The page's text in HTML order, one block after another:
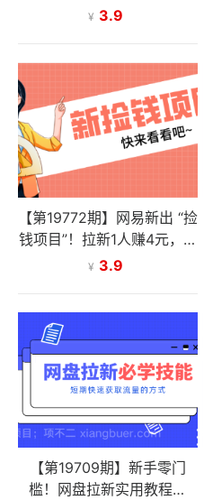
益外还有保底收益128
¥ 3.9
【第19772期】网易新出 “捡
钱项目”！拉新1人赚4元，新
手日入200+，3个实操方法
¥ 3.9
【第19709期】新手零门
槛！网盘拉新实用教程攻